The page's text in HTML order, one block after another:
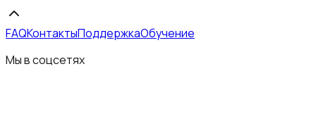
FAQКонтактыПоддержкаОбучение
Мы в соцсетях